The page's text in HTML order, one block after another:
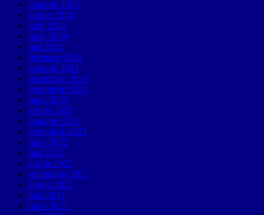
ianuarie 2025
august 2024
iulie 2024
iunie 2024
mai 2024
februarie 2024
ianuarie 2024
decembrie 2023
noiembrie 2023
iunie 2023
aprilie 2023
ianuarie 2023
octombrie 2022
iunie 2022
mai 2022
aprilie 2022
septembrie 2021
august 2021
iulie 2021
iunie 2021